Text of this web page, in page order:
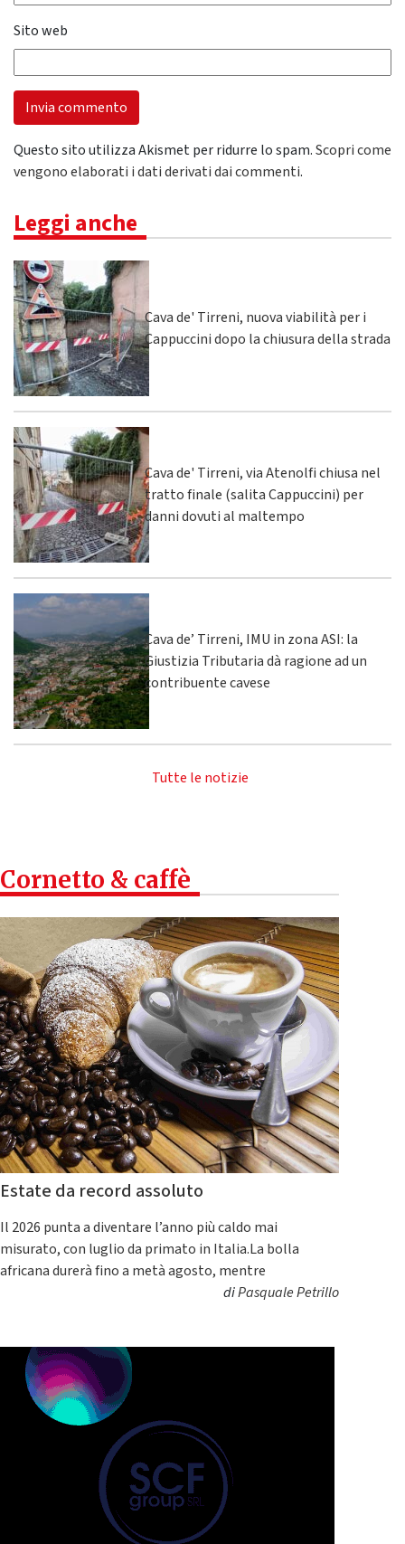
Sito web
Questo sito utilizza Akismet per ridurre lo spam.Scopri come
vengono elaborati i dati derivati dai commenti.
Leggi anche
Cava de' Tirreni, nuova viabilità per i
Cappuccini dopo la chiusura della strada
Cava de' Tirreni, via Atenolfi chiusa nel
tratto finale (salita Cappuccini) per
danni dovuti al maltempo
Cava de’ Tirreni, IMU in zona ASI: la
Giustizia Tributaria dà ragione ad un
contribuente cavese
Tutte le notizie
Cornetto & caffè
Estate da record assoluto
Il 2026 punta a diventare l’anno più caldo mai
misurato, con luglio da primato in Italia.La bolla
africana durerà fino a metà agosto, mentre
diPasquale Petrillo